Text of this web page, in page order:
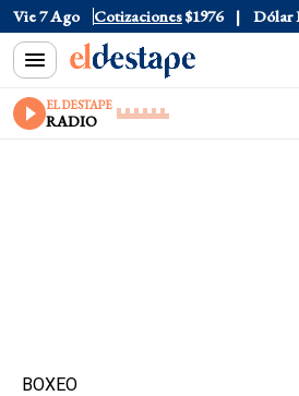
Vie 7 Ago Cotizaciones
Dólar Tarjeta $1976 Dólar Blue
EL DESTAPE
RADIO
BOXEO